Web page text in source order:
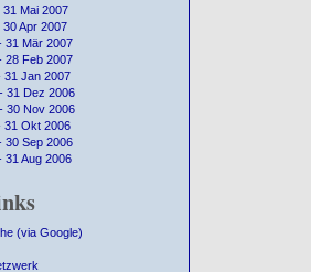
31 Mai 2007
Apr 2007
31 Mär 2007
28 Feb 2007
31 Jan 2007
31 Dez 2006
30 Nov 2006
31 Okt 2006
30 Sep 2006
31 Aug 2006
(via Google)